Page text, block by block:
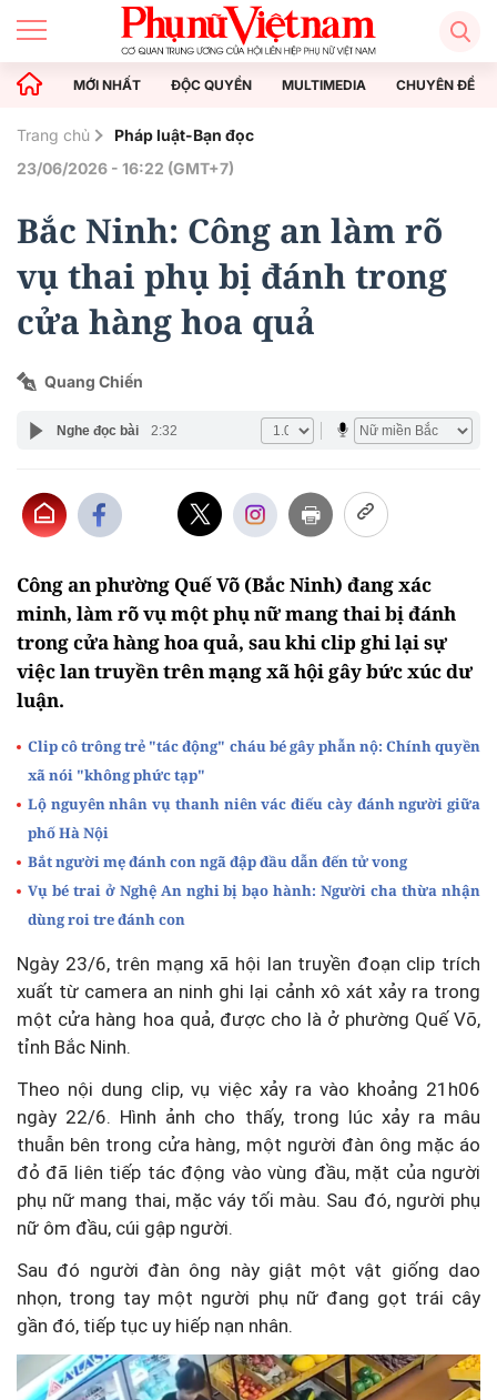
MỚI NHẤT ĐỘC QUYỀN MULTIMEDIA CHUYÊN ĐỀ
Trang chủ
Pháp luật-Bạn đọc
23/06/2026 - 16:22 (GMT+7)
Bắc Ninh: Công an làm rõ
vụ thai phụ bị đánh trong
cửa hàng hoa quả
Quang Chiến
Nghe đọc bài 2:32
Công an phường Quế Võ (Bắc Ninh) đang xác
minh, làm rõ vụ một phụ nữ mang thai bị đánh
trong cửa hàng hoa quả, sau khi clip ghi lại sự
việc lan truyền trên mạng xã hội gây bức xúc dư
luận.
Clip cô trông trẻ "tác động" cháu bé gây phẫn nộ: Chính quyền
xã nói "không phức tạp"
Lộ nguyên nhân vụ thanh niên vác điếu cày đánh người giữa
phố Hà Nội
Bắt người mẹ đánh con ngã đập đầu dẫn đến tử vong
Vụ bé trai ở Nghệ An nghi bị bạo hành: Người cha thừa nhận
dùng roi tre đánh con
Ngày 23/6, trên mạng xã hội lan truyền đoạn clip trích
xuất từ camera an ninh ghi lại cảnh xô xát xảy ra trong
một cửa hàng hoa quả, được cho là ở phường Quế Võ,
tỉnh Bắc Ninh.
Theo nội dung clip, vụ việc xảy ra vào khoảng 21h06
ngày 22/6. Hình ảnh cho thấy, trong lúc xảy ra mâu
thuẫn bên trong cửa hàng, một người đàn ông mặc áo
đỏ đã liên tiếp tác động vào vùng đầu, mặt của người
phụ nữ mang thai, mặc váy tối màu. Sau đó, người phụ
nữ ôm đầu, cúi gập người.
Sau đó người đàn ông này giật một vật giống dao
nhọn, trong tay một người phụ nữ đang gọt trái cây
gần đó, tiếp tục uy hiếp nạn nhân.